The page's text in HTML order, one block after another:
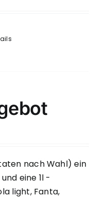
nach Wahl) ein
eine 1l -
light, Fanta,